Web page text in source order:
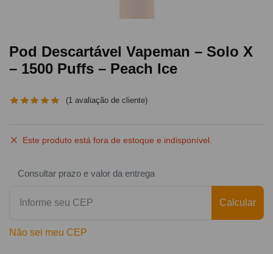
Pod Descartável Vapeman – Solo X
– 1500 Puffs – Peach Ice
(1 avaliação de cliente)
Este produto está fora de estoque e indisponível.
Consultar prazo e valor da entrega
Calcular
Não sei meu CEP